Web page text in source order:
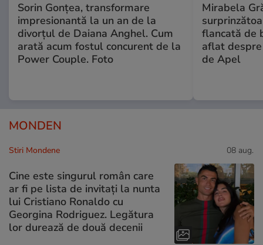
Sorin Gonțea, transformare
impresionantă la un an de la
divorțul de Daiana Anghel. Cum
arată acum fostul concurent de la
Power Couple. Foto
Mirabela
flancată de
aflat
de Apel
MONDEN
Stiri Mondene 08 aug.
Cine este singurul român care
ar fi pe lista de invitați la nunta
lui Cristiano Ronaldo cu
Georgina Rodriguez. Legătura
lor durează de două decenii